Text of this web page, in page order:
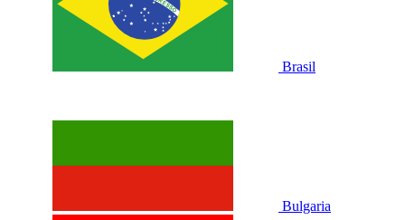
Brasil
Bulgaria